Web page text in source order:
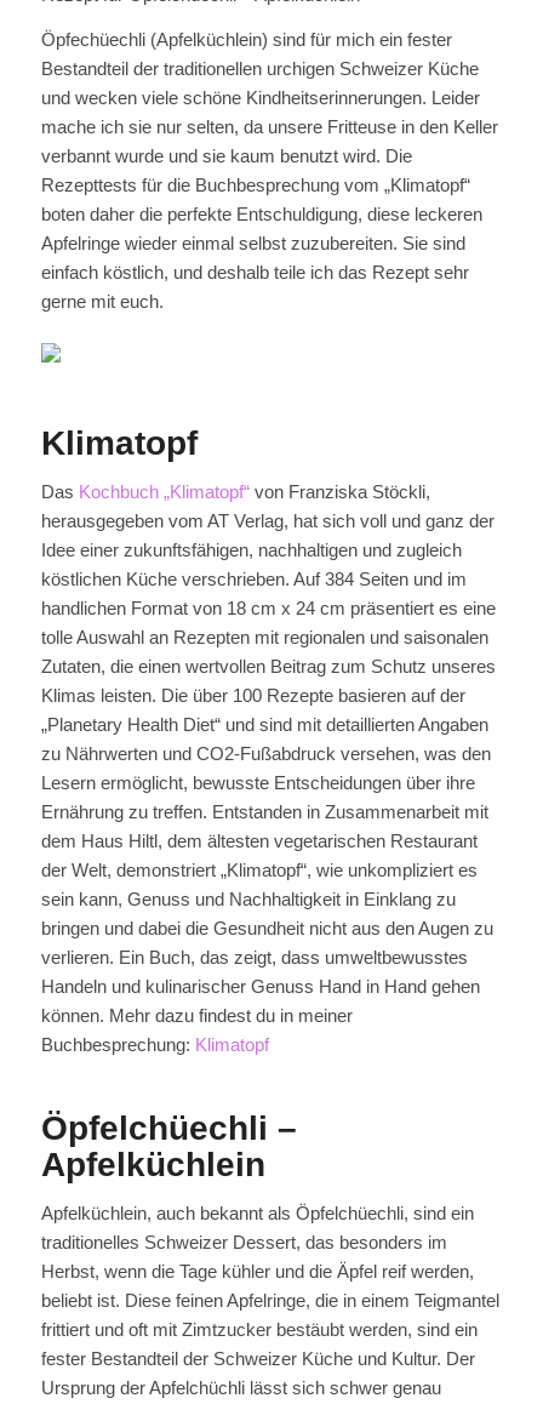
Öpfechüechli (Apfelküchlein) sind für mich ein fester
Bestandteil der traditionellen urchigen Schweizer Küche
und wecken viele schöne Kindheitserinnerungen. Leider
mache ich sie nur selten, da unsere Fritteuse in den Keller
verbannt wurde und sie kaum benutzt wird. Die
Rezepttests für die Buchbesprechung vom „Klimatopf“
boten daher die perfekte Entschuldigung, diese leckeren
Apfelringe wieder einmal selbst zuzubereiten. Sie sind
einfach köstlich, und deshalb teile ich das Rezept sehr
gerne mit euch.
Klimatopf
Das Kochbuch „Klimatopf“von Franziska Stöckli,
herausgegeben vom AT Verlag, hat sich voll und ganz der
Idee einer zukunftsfähigen, nachhaltigen und zugleich
köstlichen Küche verschrieben. Auf 384 Seiten und im
handlichen Format von 18 cm x 24 cm präsentiert es eine
tolle Auswahl an Rezepten mit regionalen und saisonalen
Zutaten, die einen wertvollen Beitrag zum Schutz unseres
Klimas leisten. Die über 100 Rezepte basieren auf der
„Planetary Health Diet“ und sind mit detaillierten Angaben
zu Nährwerten und CO2-Fußabdruck versehen, was den
Lesern ermöglicht, bewusste Entscheidungen über ihre
Ernährung zu treffen. Entstanden in Zusammenarbeit mit
dem Haus Hiltl, dem ältesten vegetarischen Restaurant
der Welt, demonstriert „Klimatopf“, wie unkompliziert es
sein kann, Genuss und Nachhaltigkeit in Einklang zu
bringen und dabei die Gesundheit nicht aus den Augen zu
verlieren. Ein Buch, das zeigt, dass umweltbewusstes
Handeln und kulinarischer Genuss Hand in Hand gehen
können. Mehr dazu findest du in meiner
Buchbesprechung: Klimatopf
Öpfelchüechli –
Apfelküchlein
Apfelküchlein, auch bekannt als Öpfelchüechli, sind ein
traditionelles Schweizer Dessert, das besonders im
Herbst, wenn die Tage kühler und die Äpfel reif werden,
beliebt ist. Diese feinen Apfelringe, die in einem Teigmantel
frittiert und oft mit Zimtzucker bestäubt werden, sind ein
fester Bestandteil der Schweizer Küche und Kultur. Der
Ursprung der Apfelchüchli lässt sich schwer genau